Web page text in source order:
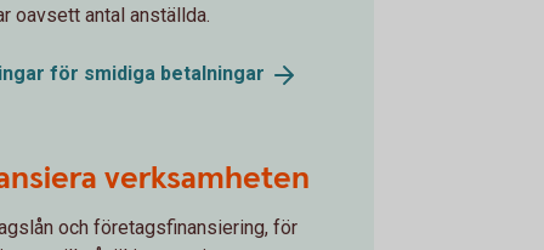
oavsett antal anställda.
för smidiga betalningar
verksamheten
och företagsfinansiering, för